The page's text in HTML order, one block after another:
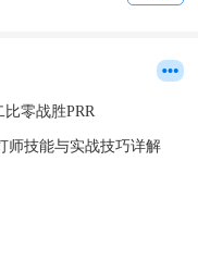
零战胜PRR
师技能与实战技巧详解